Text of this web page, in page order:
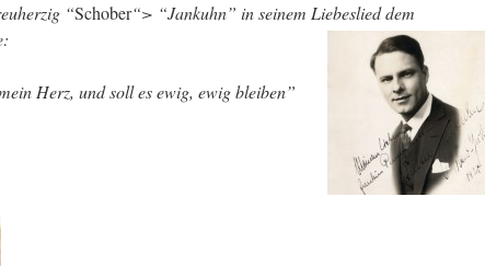
“Schober“> “Jankuhn” in seinem Liebeslied dem
Herz, und soll es ewig, ewig bleiben”